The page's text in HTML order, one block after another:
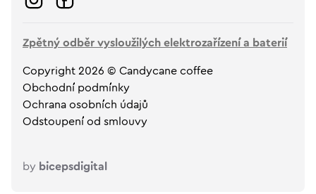
Zpětný odběr vysloužilých elektrozařízení a baterií
Copyright 2026 © Candycane coffee
Obchodní podmínky
Ochrana osobních údajů
Odstoupení od smlouvy
by bicepsdigital